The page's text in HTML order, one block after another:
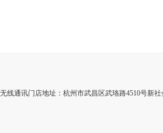
无线通讯门店地址：杭州市武昌区武珞路4510号新